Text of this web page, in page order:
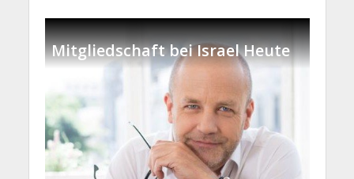
Mitgliedschaft bei Israel Heute